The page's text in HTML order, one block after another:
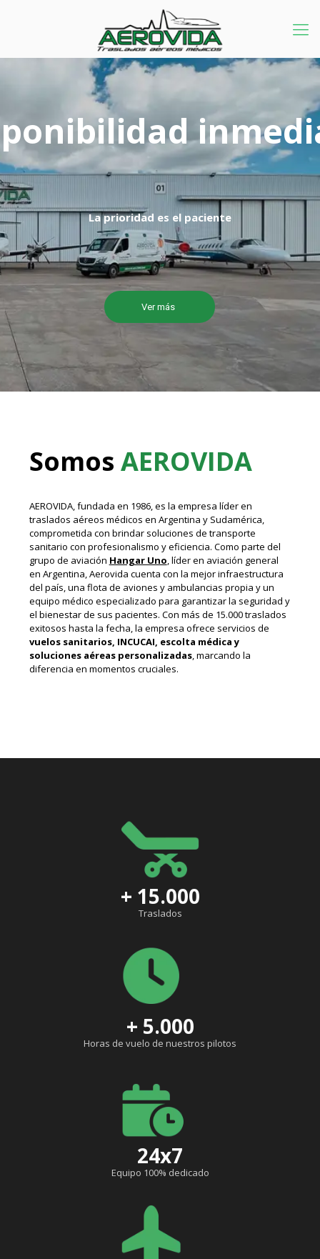
La prioridad es el paciente
Ver más
Somos AEROVIDA
AEROVIDA, fundada en 1986, es la empresa líder en
traslados aéreos médicos en Argentina y Sudamérica,
comprometida con brindar soluciones de transporte
sanitario con profesionalismo y eficiencia. Como parte del
grupo de aviación Hangar Uno, líder en aviación general
en Argentina, Aerovida cuenta con la mejor infraestructura
del país, una flota de aviones y ambulancias propia y un
equipo médico especializado para garantizar la seguridad y
el bienestar de sus pacientes. Con más de 15.000 traslados
exitosos hasta la fecha, la empresa ofrece servicios de
vuelos sanitarios, INCUCAI, escolta médica y
soluciones aéreas personalizadas, marcando la
diferencia en momentos cruciales.
+ 15.000
Traslados
+ 5.000
Horas de vuelo de nuestros pilotos
24x7
Equipo 100% dedicado